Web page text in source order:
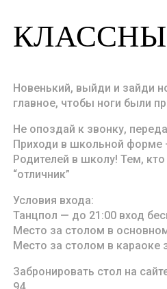
Новенький, выйди и зайди
главное, чтобы ноги были
Не опоздай к звонку,
Приходи в школьной форме
Родителей в школу! Тем,
“отличник”
Условия входа:
Танцпол — до 21:00 вход
Место за столом в
Место за столом в караоке
Забронировать стол на